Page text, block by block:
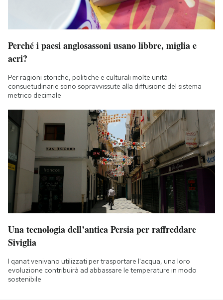
Perché i paesi anglosassoni usano libbre, miglia e
acri?
Per ragioni storiche, politiche e culturali molte unità
consuetudinarie sono sopravvissute alla diffusione del sistema
metrico decimale
Una tecnologia dell’antica Persia per raffreddare
Siviglia
I qanat venivano utilizzati per trasportare l'acqua, una loro
evoluzione contribuirà ad abbassare le temperature in modo
sostenibile